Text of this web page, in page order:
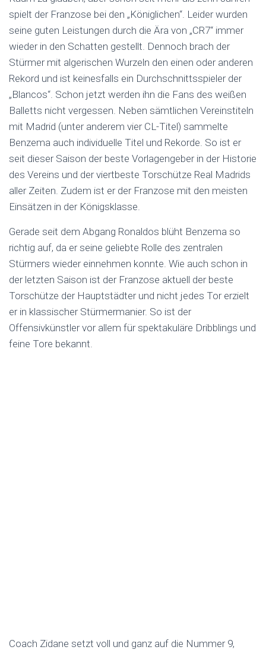
spielt der Franzose bei den „Königlichen“. Leider wurden
seine guten Leistungen durch die Ära von „CR7“ immer
wieder in den Schatten gestellt. Dennoch brach der
Stürmer mit algerischen Wurzeln den einen oder anderen
Rekord und ist keinesfalls ein Durchschnittsspieler der
„Blancos“. Schon jetzt werden ihn die Fans des weißen
Balletts nicht vergessen. Neben sämtlichen Vereinstiteln
mit Madrid (unter anderem vier CL-Titel) sammelte
Benzema auch individuelle Titel und Rekorde. So ist er
seit dieser Saison der beste Vorlagengeber in der Historie
des Vereins und der viertbeste Torschütze Real Madrids
aller Zeiten. Zudem ist er der Franzose mit den meisten
Einsätzen in der Königsklasse.
Gerade seit dem Abgang Ronaldos blüht Benzema so
richtig auf, da er seine geliebte Rolle des zentralen
Stürmers wieder einnehmen konnte. Wie auch schon in
der letzten Saison ist der Franzose aktuell der beste
Torschütze der Hauptstädter und nicht jedes Tor erzielt
er in klassischer Stürmermanier. So ist der
Offensivkünstler vor allem für spektakuläre Dribblings und
feine Tore bekannt.
Coach Zidane setzt voll und ganz auf die Nummer 9,